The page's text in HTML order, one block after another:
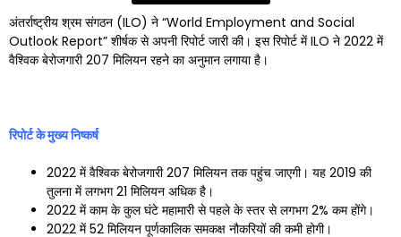
अंतर्राष्ट्रीय श्रम संगठन (ILO) ने “World Employment and Social
Outlook Report” शीर्षक से अपनी रिपोर्ट जारी की। इस रिपोर्ट में ILO ने 2022 में
वैश्विक बेरोजगारी 207 मिलियन रहने का अनुमान लगाया है।
रिपोर्ट के मुख्य निष्कर्ष
2022 में वैश्विक बेरोजगारी 207 मिलियन तक पहुंच जाएगी। यह 2019 की
तुलना में लगभग 21 मिलियन अधिक है।
2022 में काम के कुल घंटे महामारी से पहले के स्तर से लगभग 2% कम होंगे।
2022 में 52 मिलियन पूर्णकालिक समकक्ष नौकरियों की कमी होगी।